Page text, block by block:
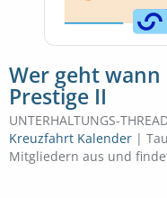
Wer geht wann
Prestige II
UNTERHALTUNGS-
Kreuzfahrt Kalender |
Mitgliedern aus und